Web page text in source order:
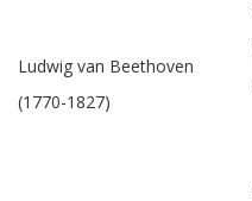
Ludwig van Beethoven
(1770-1827)